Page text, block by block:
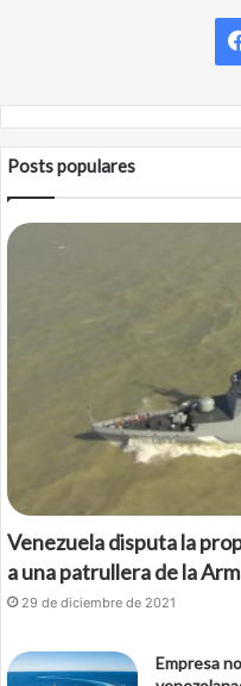
Posts populares
Venezuela disputa la
a una patrullera de la
29 de diciembre de 2021
Empresa